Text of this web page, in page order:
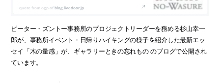
blog.livedoor.jp
ピーター・ズントー事務所のプロジェクトリーダーを務める杉山幸一
郎が、事務所イベント・日帰りハイキングの様子を紹介した最新エッ
セイ「木の量感」が、ギャラリーときの忘れもの のブログで公開され
ています。